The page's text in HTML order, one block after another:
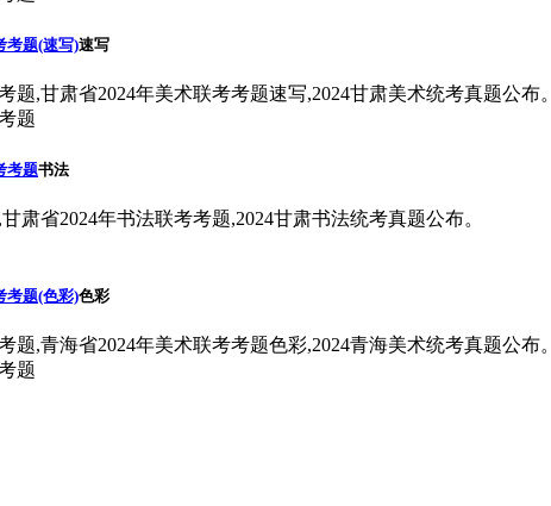
考题(速写)速写
题,甘肃省2024年美术联考考题速写,2024甘肃美术统考真题公布。
考题书法
肃省2024年书法联考考题,2024甘肃书法统考真题公布。
考题(色彩)色彩
题,青海省2024年美术联考考题色彩,2024青海美术统考真题公布。